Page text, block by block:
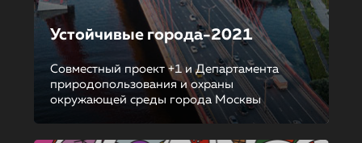
Устойчивые города-2021
Совместный проект +1 и Департамента
природопользования и охраны
окружающей среды города Москвы